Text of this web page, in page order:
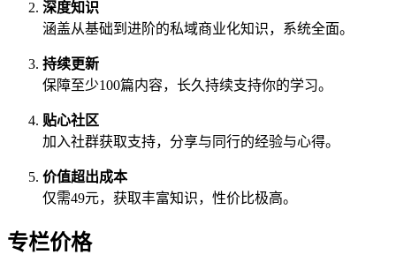
深度知识
涵盖从基础到进阶的私域商业化知识，系统全面。
持续更新
保障至少100篇内容，长久持续支持你的学习。
贴心社区
加入社群获取支持，分享与同行的经验与心得。
价值超出成本
仅需49元，获取丰富知识，性价比极高。
专栏价格